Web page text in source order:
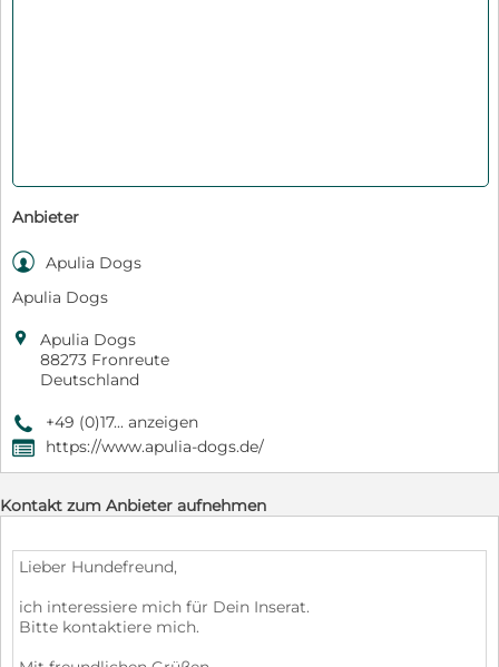
Anbieter
 Apulia Dogs
Apulia Dogs

Apulia Dogs
88273 Fronreute
Deutschland
9 +49 (0)17... anzeigen
, https://www.apulia-dogs.de/
Kontakt zum Anbieter aufnehmen